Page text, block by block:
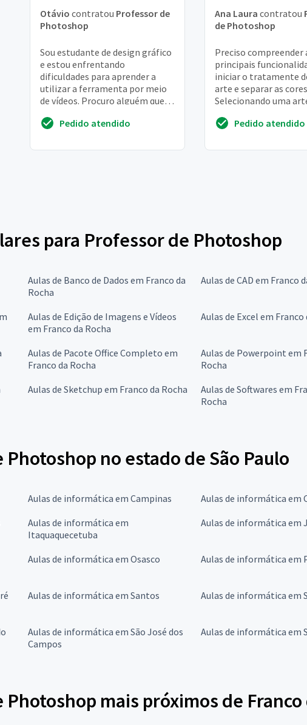
Otávio contratou Professor de
Photoshop
Sou estudante de design gráfico
e estou enfrentando
dificuldades para aprender a
utilizar a ferramenta por meio
de vídeos. Procuro alguém que
um profission...
Pedido atendido
Ana Laura contratou
de Photoshop
Preciso compreender
principais
iniciar o tratamente
arte e separar as
Selecionando uma
a artePedido atendido
para Professor de Photoshop
Aulas de Banco de Dados em Franco da
Rocha
Aulas de CAD em Franco
Aulas de Edição de Imagens e Vídeos
em Franco da Rocha
Aulas de Excel em Franco
Aulas de Pacote Office Completo em
Franco da Rocha
Aulas de Powerpoint em
Rocha
Aulas de Sketchup em Franco da Rocha
Aulas de Softwares em
Rocha
no estado de São Paulo
Aulas de informática em Campinas Aulas de informática em
Aulas de informática em
Itaquaquecetuba
Aulas de informática em
Aulas de informática em Osasco Aulas de informática em
Aulas de informática em Santos Aulas de informática em
Aulas de informática em São José dos
Campos
Aulas de informática em
mais próximos de Franco